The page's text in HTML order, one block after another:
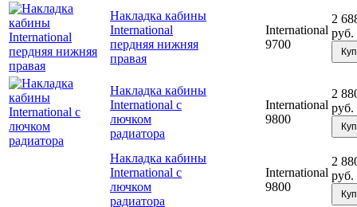
Накладка кабины
International
пердняя нижняя
правая
International
9700
2
руб.
Накладка кабины
International с
лючком
радиатора
International
9800
2
руб.
Накладка кабины
International с
лючком
радиатора
International
9800
2
руб.